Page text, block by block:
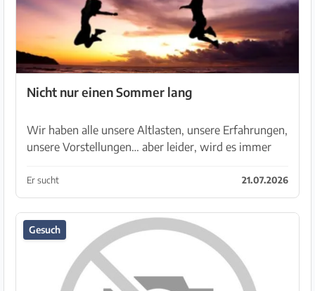
Nicht nur einen Sommer lang
Wir haben alle unsere Altlasten, unsere Erfahrungen,
unsere Vorstellungen… aber leider, wird es immer
Trotzdem glaube ich, dass zwei Menschen die zu...
Er sucht 21.07.2026
Gesuch